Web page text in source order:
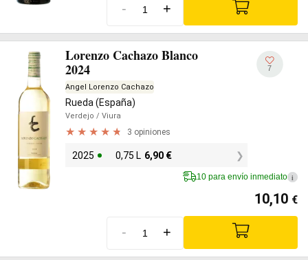
- +
Lorenzo Cachazo Blanco
2024
Angel Lorenzo Cachazo
Rueda (España)
Verdejo / Viura
3 opiniones
2025 0,75 L 6,90 €
7
10 para envío inmediato i
10,10 €
- +